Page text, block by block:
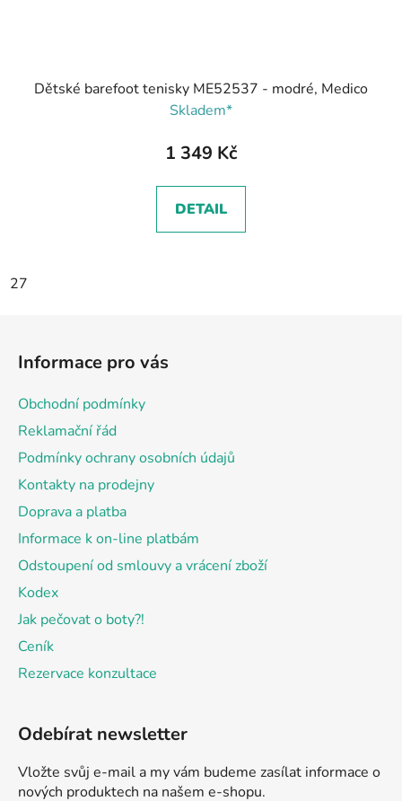
Dětské barefoot tenisky ME52537 - modré, Medico
Skladem*
1 349 Kč
DETAIL
27
Informace pro vás
Obchodní podmínky
Reklamační řád
Podmínky ochrany osobních údajů
Kontakty na prodejny
Doprava a platba
Informace k on-line platbám
Odstoupení od smlouvy a vrácení zboží
Kodex
Jak pečovat o boty?!
Ceník
Rezervace konzultace
Odebírat newsletter
Vložte svůj e-mail a my vám budeme zasílat informace o
nových produktech na našem e-shopu.